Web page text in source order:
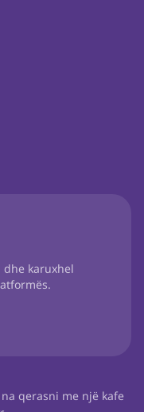
dhe karuxhel
qerasni me një kafe